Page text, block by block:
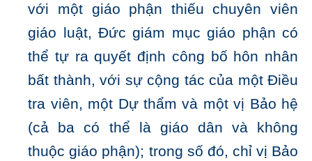
với một giáo phận thiếu chuyên viên
giáo luật, Đức giám mục giáo phận có
thể tự ra quyết định công bố hôn nhân
bất thành, với sự cộng tác của một Điều
tra viên, một Dự thẩm và một vị Bảo hệ
(cả ba có thể là giáo dân và không
thuộc giáo phận); trong số đó, chỉ vị Bảo